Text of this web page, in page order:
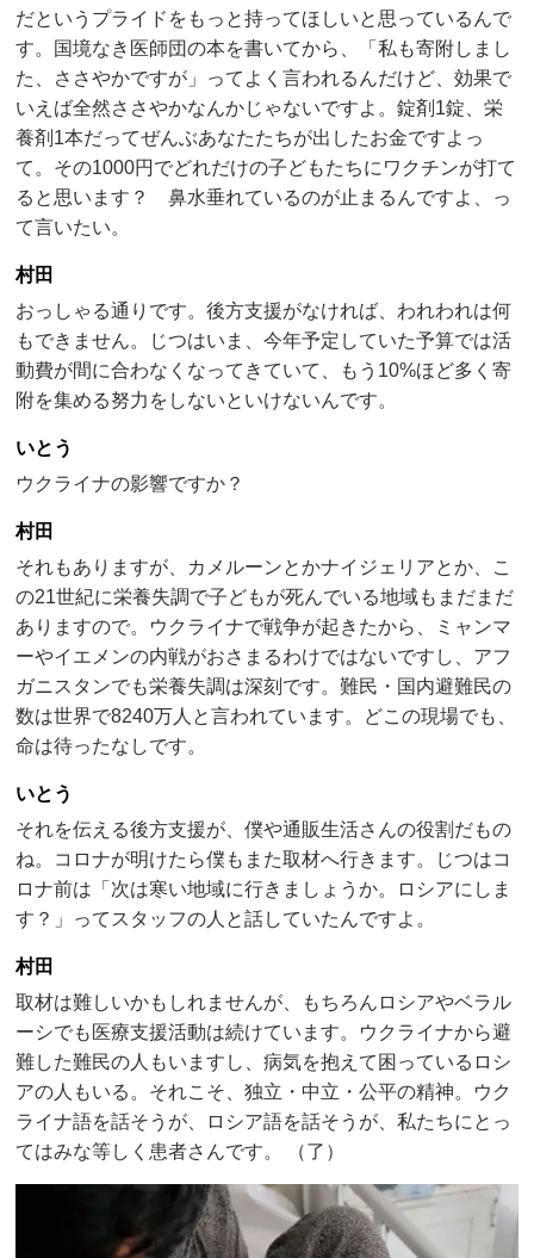
だというプライドをもっと持ってほしいと思っているんで
す。国境なき医師団の本を書いてから、「私も寄附しまし
た、ささやかですが」ってよく言われるんだけど、効果で
いえば全然ささやかなんかじゃないですよ。錠剤1錠、栄
養剤1本だってぜんぶあなたたちが出したお金ですよっ
て。その1000円でどれだけの子どもたちにワクチンが打て
ると思います？ 鼻水垂れているのが止まるんですよ、っ
て言いたい。
村田
おっしゃる通りです。後方支援がなければ、われわれは何
もできません。じつはいま、今年予定していた予算では活
動費が間に合わなくなってきていて、もう10%ほど多く寄
附を集める努力をしないといけないんです。
いとう
ウクライナの影響ですか？
村田
それもありますが、カメルーンとかナイジェリアとか、こ
の21世紀に栄養失調で子どもが死んでいる地域もまだまだ
ありますので。ウクライナで戦争が起きたから、ミャンマ
ーやイエメンの内戦がおさまるわけではないですし、アフ
ガニスタンでも栄養失調は深刻です。難民・国内避難民の
数は世界で8240万人と言われています。どこの現場でも、
命は待ったなしです。
いとう
それを伝える後方支援が、僕や通販生活さんの役割だもの
ね。コロナが明けたら僕もまた取材へ行きます。じつはコ
ロナ前は「次は寒い地域に行きましょうか。ロシアにしま
す？」ってスタッフの人と話していたんですよ。
村田
取材は難しいかもしれませんが、もちろんロシアやベラル
ーシでも医療支援活動は続けています。ウクライナから避
難した難民の人もいますし、病気を抱えて困っているロシ
アの人もいる。それこそ、独立・中立・公平の精神。ウク
ライナ語を話そうが、ロシア語を話そうが、私たちにとっ
てはみな等しく患者さんです。 （了）